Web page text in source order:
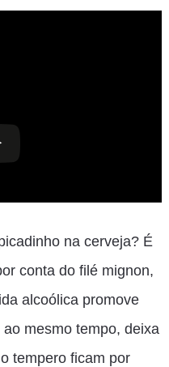
na cerveja? É
conta do filé mignon,
alcoólica promove
mesmo tempo, deixa
tempero ficam por